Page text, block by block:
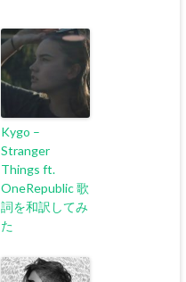
Kygo –
Stranger
Things ft.
OneRepublic 歌
詞を和訳してみ
た